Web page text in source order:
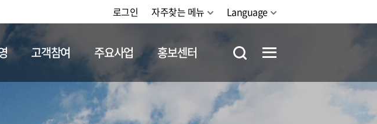
로그인 자주찾는 메뉴 Language
채용정보
고객참여 주요사업 홍보센터